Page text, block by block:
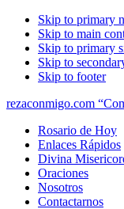
Skip to primary
Skip to main
Skip to primary
Skip to
Skip to footer
rezaconmigo.com
Rosario de Hoy
Enlaces Rápidos
Divina
Oraciones
Nosotros
Contactarnos